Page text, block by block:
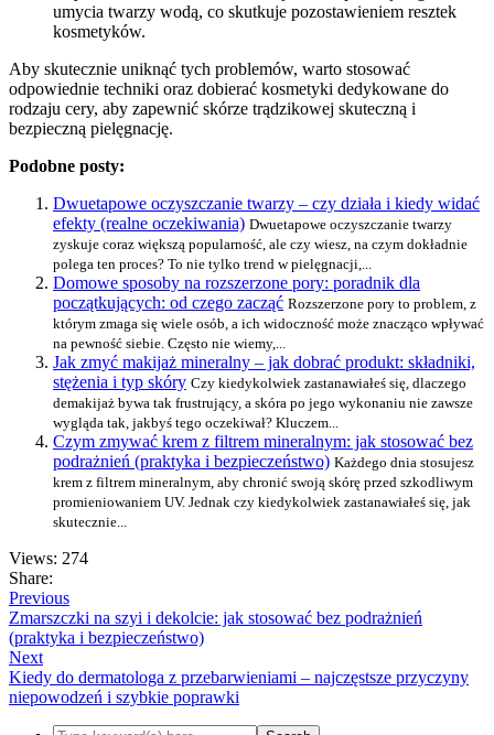
umycia twarzy wodą, co skutkuje pozostawieniem resztek
kosmetyków.
Aby skutecznie uniknąć tych problemów, warto stosować
odpowiednie techniki oraz dobierać kosmetyki dedykowane do
rodzaju cery, aby zapewnić skórze trądzikowej skuteczną i
bezpieczną pielęgnację.
Podobne posty:
Dwuetapowe oczyszczanie twarzy – czy działa i kiedy widać
efekty (realne oczekiwania) Dwuetapowe oczyszczanie twarzy
zyskuje coraz większą popularność, ale czy wiesz, na czym dokładnie
polega ten proces? To nie tylko trend w pielęgnacji,...
Domowe sposoby na rozszerzone pory: poradnik dla
początkujących: od czego zacząć Rozszerzone pory to problem, z
którym zmaga się wiele osób, a ich widoczność może znacząco wpływać
na pewność siebie. Często nie wiemy,...
Jak zmyć makijaż mineralny – jak dobrać produkt: składniki,
stężenia i typ skóry Czy kiedykolwiek zastanawiałeś się, dlaczego
demakijaż bywa tak frustrujący, a skóra po jego wykonaniu nie zawsze
wygląda tak, jakbyś tego oczekiwał? Kluczem...
Czym zmywać krem z filtrem mineralnym: jak stosować bez
podrażnień (praktyka i bezpieczeństwo) Każdego dnia stosujesz
krem z filtrem mineralnym, aby chronić swoją skórę przed szkodliwym
promieniowaniem UV. Jednak czy kiedykolwiek zastanawiałeś się, jak
skutecznie...
Views: 274
Share:
Previous
Zmarszczki na szyi i dekolcie: jak stosować bez podrażnień
(praktyka i bezpieczeństwo)
Next
Kiedy do dermatologa z przebarwieniami – najczęstsze przyczyny
niepowodzeń i szybkie poprawki